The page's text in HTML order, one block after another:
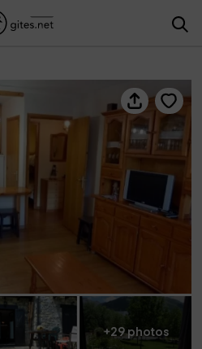
5
+29 photos